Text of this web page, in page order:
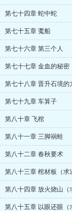
第七十四章 蛇中蛇
第七十五章 魙船
第七十六章 第三个人
第七十七章 金血的秘密
第七十八章 晋升石境的
第七十九章 车算子
第八十章 飞棺
第八十一章 三脚祸蛙
第八十二章 春秋要术
第八十三章 棺材板（求
第八十四章 放火烧山（
第八十五章 以眼还眼（